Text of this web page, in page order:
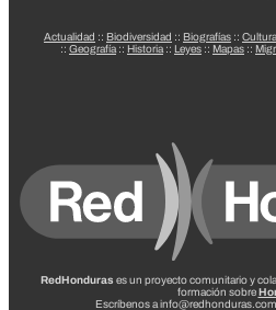
Actualidad :: Biodiversidad :: Biografías :: Cultura
:: Geografía :: Historia :: Leyes :: Mapas ::
RedHonduras es un proyecto comunitario y
formación sobre
Escríbenos a